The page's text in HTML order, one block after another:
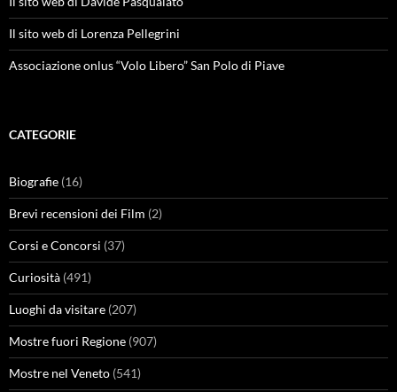
Il sito web di Lorenza Pellegrini
Associazione onlus “Volo Libero” San Polo di Piave
CATEGORIE
Biografie (16)
Brevi recensioni dei Film (2)
Corsi e Concorsi (37)
Curiosità (491)
Luoghi da visitare (207)
Mostre fuori Regione (907)
Mostre nel Veneto (541)